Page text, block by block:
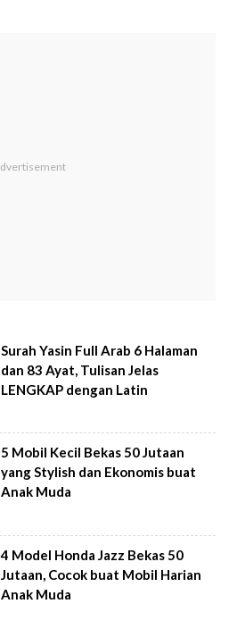
Surah Yasin Full Arab 6 Halaman
dan 83 Ayat, Tulisan Jelas
LENGKAP dengan Latin
5 Mobil Kecil Bekas 50 Jutaan
yang Stylish dan Ekonomis buat
Anak Muda
4 Model Honda Jazz Bekas 50
Jutaan, Cocok buat Mobil Harian
Anak Muda